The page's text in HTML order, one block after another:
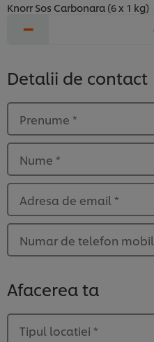
Knorr Sos Carbonara (6 x 1 kg)
−
Detalii de contact
Prenume *
Nume *
Adresa de email *
Numar de telefon mobil
Afacerea ta
Tipul locatiei *